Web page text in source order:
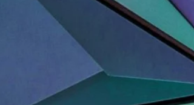
Managed Services